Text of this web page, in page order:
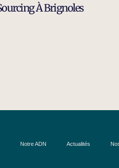
À Brignoles
Notre ADN Actualités